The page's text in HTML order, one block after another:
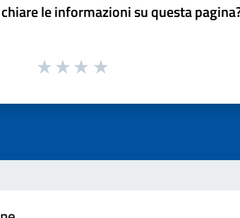
le informazioni su questa